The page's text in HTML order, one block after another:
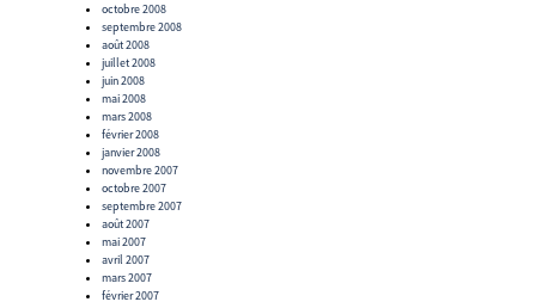
octobre 2008
septembre 2008
août 2008
juillet 2008
juin 2008
mai 2008
mars 2008
février 2008
janvier 2008
novembre 2007
octobre 2007
septembre 2007
août 2007
mai 2007
avril 2007
mars 2007
février 2007